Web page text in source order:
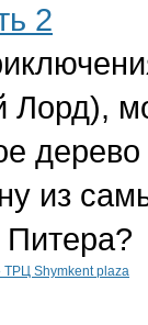
2
Лорд),
дерево
из
ТРЦ Shymkent plaza